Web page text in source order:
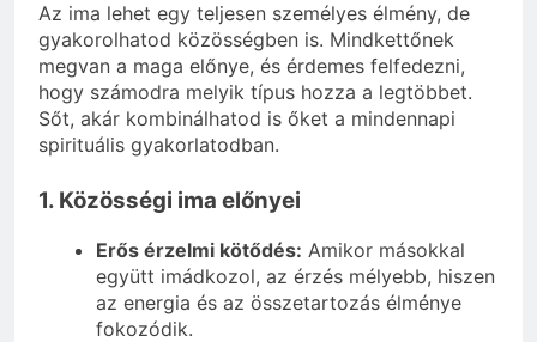
Az ima lehet egy teljesen személyes élmény, de
gyakorolhatod közösségben is. Mindkettőnek
megvan a maga előnye, és érdemes felfedezni,
hogy számodra melyik típus hozza a legtöbbet.
Sőt, akár kombinálhatod is őket a mindennapi
spirituális gyakorlatodban.
1. Közösségi ima előnyei
Erős érzelmi kötődés: Amikor másokkal
együtt imádkozol, az érzés mélyebb, hiszen
az energia és az összetartozás élménye
fokozódik.